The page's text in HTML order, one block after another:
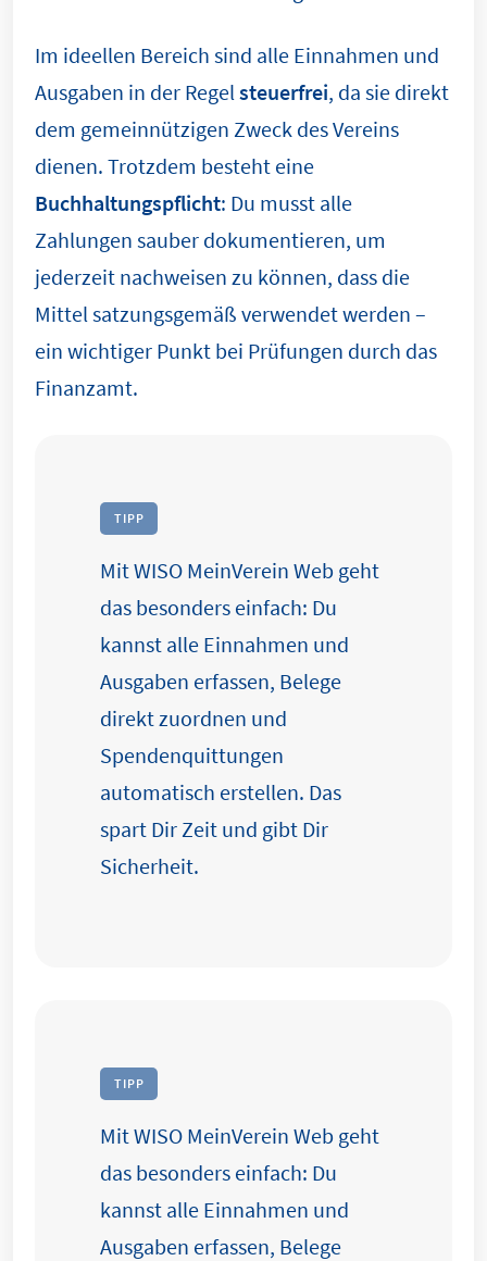
Im ideellen Bereich sind alle Einnahmen und
Ausgaben in der Regel steuerfrei, da sie direkt
dem gemeinnützigen Zweck des Vereins
dienen. Trotzdem besteht eine
Buchhaltungspflicht: Du musst alle
Zahlungen sauber dokumentieren, um
jederzeit nachweisen zu können, dass die
Mittel satzungsgemäß verwendet werden –
ein wichtiger Punkt bei Prüfungen durch das
Finanzamt.
TIPP
Mit WISO MeinVerein Web geht
das besonders einfach: Du
kannst alle Einnahmen und
Ausgaben erfassen, Belege
direkt zuordnen und
Spendenquittungen
automatisch erstellen. Das
spart Dir Zeit und gibt Dir
Sicherheit.
TIPP
Mit WISO MeinVerein Web geht
das besonders einfach: Du
kannst alle Einnahmen und
Ausgaben erfassen, Belege